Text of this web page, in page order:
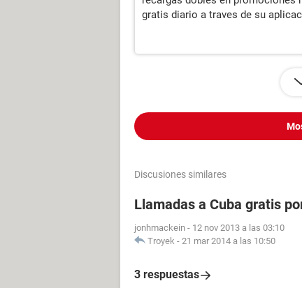
gratis diario a traves de su
Discusiones similares
Llamadas a Cuba gratis
jonhmackein - 12 nov 2013 a las 03:10
Troyek - 21 mar 2014 a las 10:50
3 respuestas